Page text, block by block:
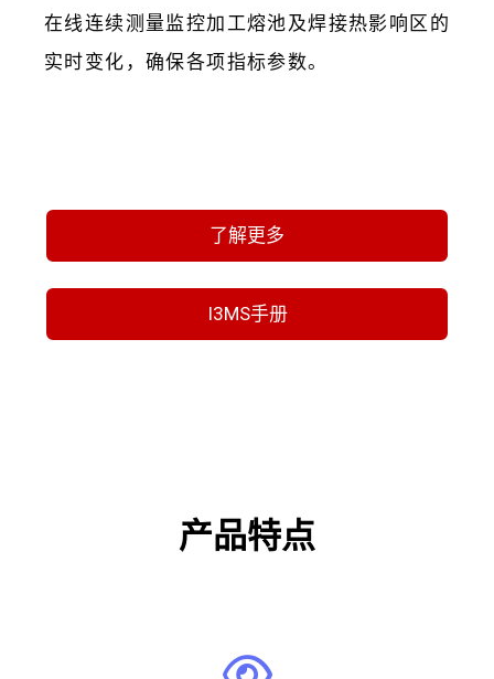
在线连续测量监控加工熔池及焊接热影响区的
实时变化，确保各项指标参数。
了解更多
I3MS手册
产品特点